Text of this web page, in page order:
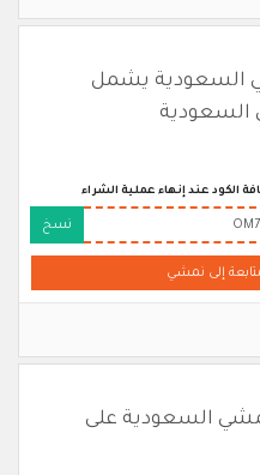
السعودية يشمل
السعودية
الكود عند إنهاء عملية الشراء
OM7 نسخ
إلى نمشي
نمشي السعودية على